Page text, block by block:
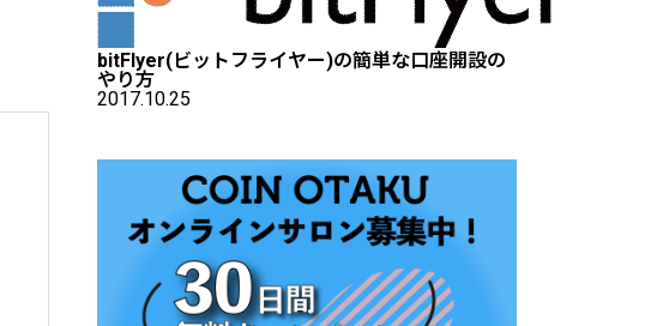
bitFlyer(ビットフライヤー)の簡単な口座開設の
やり方
2017.10.25